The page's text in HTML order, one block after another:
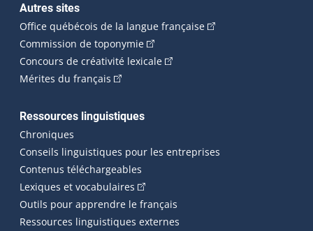
Autres sites
Office québécois de la langue française(Cet hyperlien
Commission de toponymie(Cet hyperlien externe s'ouvrira
Concours de créativité lexicale(Cet hyperlien externe
Mérites du français (Cet hyperlien externe s'ouvrira dans une
Ressources linguistiques
Chroniques
Conseils linguistiques pour les entreprises
Contenus téléchargeables
Lexiques et vocabulaires (Cet hyperlien externe s'ouvrira
Outils pour apprendre le français
Ressources linguistiques externes